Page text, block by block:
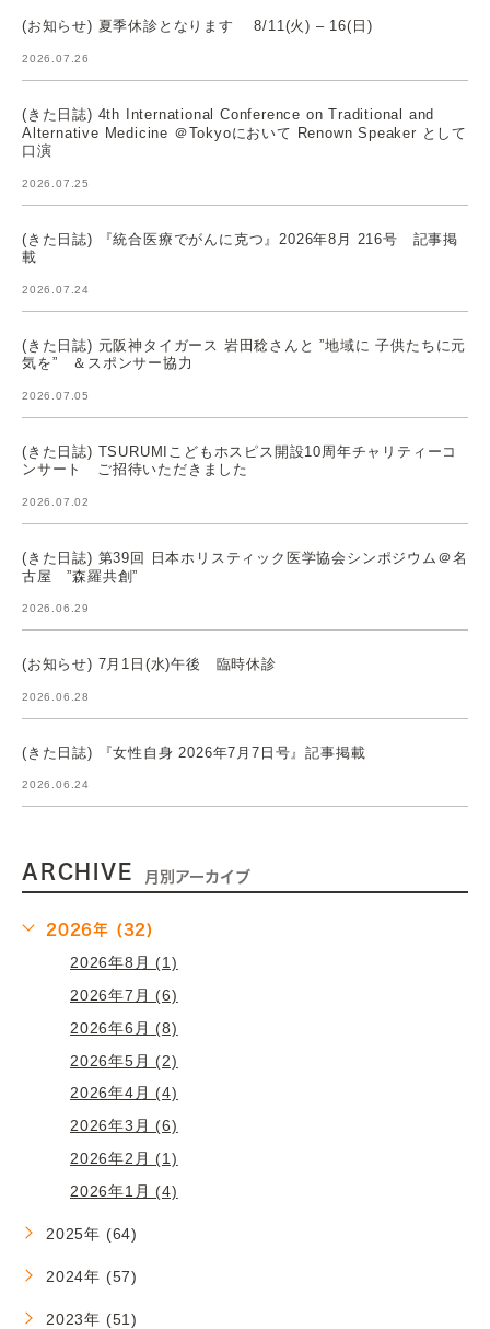
(お知らせ) 夏季休診となります 8/11(火) – 16(日)
2026.07.26
(きた日誌) 4th International Conference on Traditional and
Alternative Medicine ＠Tokyoにおいて Renown Speaker として
口演
2026.07.25
(きた日誌) 『統合医療でがんに克つ』2026年8月 216号 記事掲
載
2026.07.24
(きた日誌) 元阪神タイガース 岩田稔さんと ”地域に 子供たちに元
気を” ＆スポンサー協力
2026.07.05
(きた日誌) TSURUMIこどもホスピス開設10周年チャリティーコ
ンサート ご招待いただきました
2026.07.02
(きた日誌) 第39回 日本ホリスティック医学協会シンポジウム＠名
古屋 ”森羅共創”
2026.06.29
(お知らせ) 7月1日(水)午後 臨時休診
2026.06.28
(きた日誌) 『女性自身 2026年7月7日号』記事掲載
2026.06.24
ARCHIVE 月別アーカイブ
2026年 (32)
2026年8月 (1)
2026年7月 (6)
2026年6月 (8)
2026年5月 (2)
2026年4月 (4)
2026年3月 (6)
2026年2月 (1)
2026年1月 (4)
2025年 (64)
2024年 (57)
2023年 (51)